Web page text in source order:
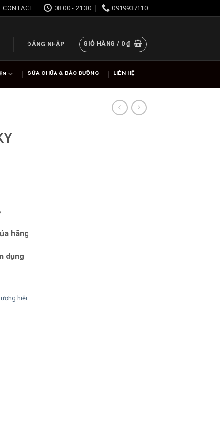
CONTACT 08:00 - 21:30 0919937110
ĐĂNG NHẬP GIỎ HÀNG / 0₫
SỬA CHỮA & BẢO DƯỠNG LIÊN HỆ
hãng
dụng
hiệu